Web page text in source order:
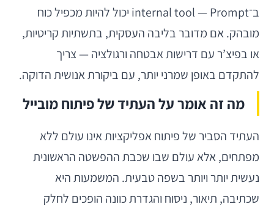
ב־internal tool — Prompt יכול להיות מכפיל כוח
מובהק. אם מדובר בליבה העסקית, בתשתיות קריטיות,
או בפיצ’ר עם דרישות אבטחה ורגולציה — צריך
להתקדם באופן שמרני יותר, עם ביקורת אנושית הדוקה.
מה זה אומר על העתיד של פיתוח מובייל
העתיד הסביר של פיתוח אפליקציות אינו עולם ללא
מפתחים, אלא עולם שבו שכבת ההפשטה הראשונית
נעשית יותר ויותר בשפה טבעית. המשמעות היא
שכתיבה, תיאור, ניסוח והגדרת כוונה הופכים לחלק